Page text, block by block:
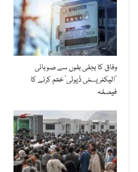
وفاق کا بجلی بلوں سے صوبائی
’الیکٹریسٹی ڈیوٹی‘ ختم کرنے کا
فیصلہ